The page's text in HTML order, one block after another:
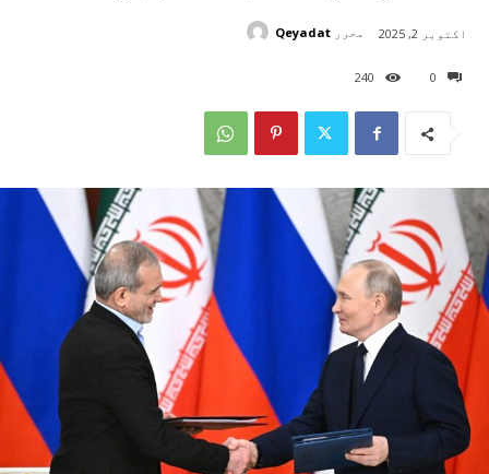
0
240
اکتوبر 2, 2025 محرر Qeyadat